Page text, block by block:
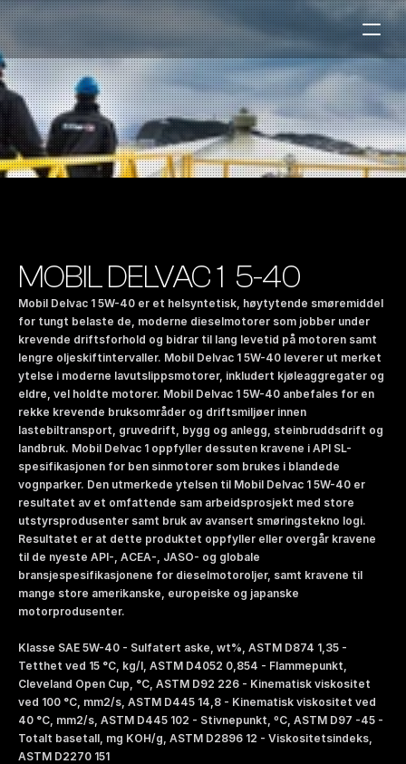
Marine
Auto & Industri
Bensinstasjoner
Våre Produkter
Om Selskapet
NO|EN
Kontakt oss
MOBIL DELVAC 1  5-40
Mobil Delvac 1 5W-40 er et helsyntetisk, høytytende smøremiddel
for tungt belaste de, moderne dieselmotorer som jobber under
krevende driftsforhold og bidrar til lang levetid på motoren samt
lengre oljeskiftintervaller. Mobil Delvac 1 5W-40 leverer ut merket
ytelse i moderne lavutslippsmotorer, inkludert kjøleaggregater og
eldre, vel holdte motorer. Mobil Delvac 1 5W-40 anbefales for en
rekke krevende bruksområder og driftsmiljøer innen
lastebiltransport, gruvedrift, bygg og anlegg, steinbruddsdrift og
landbruk. Mobil Delvac 1 oppfyller dessuten kravene i API SL-
spesifikasjonen for ben sinmotorer som brukes i blandede
vognparker. Den utmerkede ytelsen til Mobil Delvac 1 5W-40 er
resultatet av et omfattende sam arbeidsprosjekt med store
utstyrsprodusenter samt bruk av avansert smøringstekno logi.
Resultatet er at dette produktet oppfyller eller overgår kravene
til de nyeste API-, ACEA-, JASO- og globale
bransjespesifikasjonene for dieselmotoroljer, samt kravene til
mange store amerikanske, europeiske og japanske
motorprodusenter.
Klasse SAE 5W-40 - Sulfatert aske, wt%, ASTM D874 1,35 -
Tetthet ved 15 °C, kg/l, ASTM D4052 0,854 - Flammepunkt,
Cleveland Open Cup, °C, ASTM D92 226 - Kinematisk viskositet
ved 100 °C, mm2/s, ASTM D445 14,8 - Kinematisk viskositet ved
40 °C, mm2/s, ASTM D445 102 - Stivnepunkt, ºC, ASTM D97 -45 -
Totalt basetall, mg KOH/g, ASTM D2896 12 - Viskositetsindeks,
ASTM D2270 151